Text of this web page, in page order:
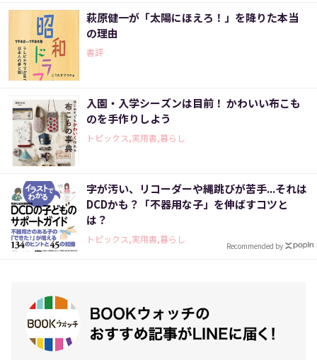
萩原健一が「太陽にほえろ！」を降りた本当
の理由
書評
入園・入学シーズンは目前！ かわいい布こも
のを手作りしよう
トピックス,実用書,暮らし
字が汚い、リコーダーや縄跳びが苦手...それは
DCDかも？「不器用な子」を伸ばすコツと
は？
トピックス,実用書,暮らし
Recommended by